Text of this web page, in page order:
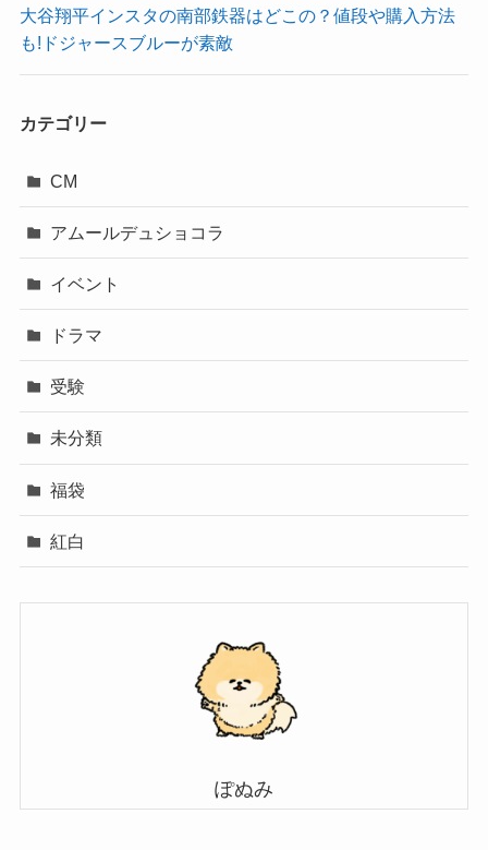
大谷翔平インスタの南部鉄器はどこの？値段や購入方法
も!ドジャースブルーが素敵
カテゴリー
CM
アムールデュショコラ
イベント
ドラマ
受験
未分類
福袋
紅白
ぽぬみ